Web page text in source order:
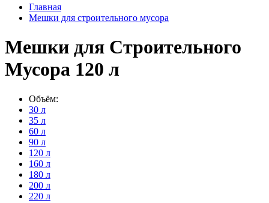
Главная
Мешки для строительного мусора
Мешки для Строительного
Мусора 120 л
Объём:
30 л
35 л
60 л
90 л
120 л
160 л
180 л
200 л
220 л